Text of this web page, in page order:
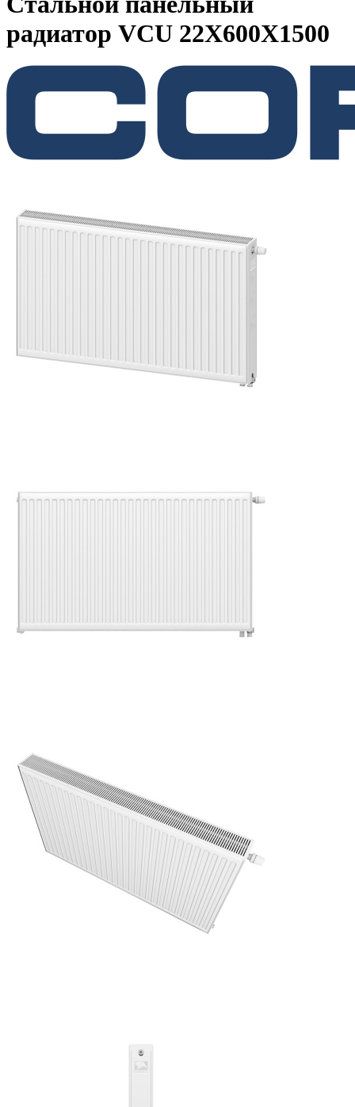
радиатор VCU 22Х600X1500